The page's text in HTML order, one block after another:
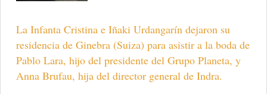
La Infanta Cristina e Iñaki Urdangarín dejaron su
residencia de Ginebra (Suiza) para asistir a la boda de
Pablo Lara, hijo del presidente del Grupo Planeta, y
Anna Brufau, hija del director general de Indra.